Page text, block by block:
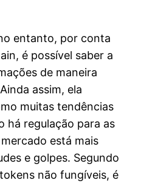
entanto, por conta
é possível saber a
de maneira
assim, ela
muitas tendências
há regulação para as
está mais
e golpes. Segundo
não fungíveis, é